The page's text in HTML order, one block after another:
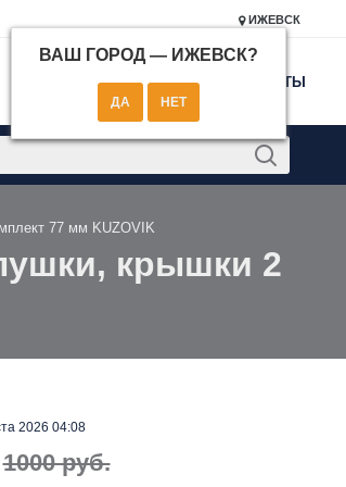
ИЖЕВСК
ВАШ ГОРОД — ИЖЕВСК?
КОНТАКТЫ
77 мм KUZOVIK
крышки 2
2026 04:08
1000 руб.